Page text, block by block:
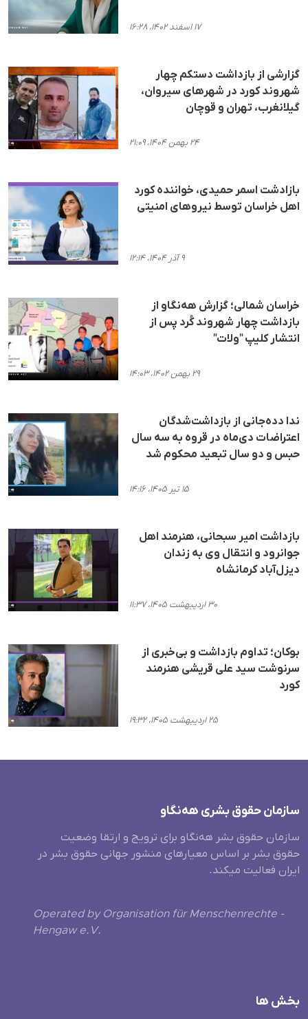
۱۷ اسفند ۱۴۰۲، ۱۶:۲۸
گزارشی از بازداشت دستکم چهار
شهروند کورد در شهرهای سیروان،
گیلانغرب، تهران و قوچان
۲۴ بهمن ۱۴۰۴، ۲۱:۰۹
بازادشت اسمر حمیدی، خواننده کورد
اهل خراسان توسط نیروهای امنیتی
۹ آذر ۱۴۰۴، ۱۲:۱۴
خراسان شمالی؛ گزارش هه‌نگاو از
بازداشت چهار شهروند کُرد پس از
انتشار کلیپ "ولات"
۲۹ بهمن ۱۴۰۲، ۱۴:۰۳
ندا دده‌جانی از بازداشت‌شدگان
اعتراضات دی‌ماه در قروه به سه سال
حبس و دو سال تبعید محکوم شد
۱۵ تیر ۱۴۰۵، ۱۴:۱۶
بازداشت امیر سبحانی، هنرمند اهل
جوانرود و انتقال وی به زندان
دیزل‌آباد کرمانشاه
۳۰ اردیبهشت ۱۴۰۵، ۱۱:۳۷
بوکان؛ تداوم بازداشت و بی‌خبری از
سرنوشت سید علی قریشی هنرمند
کورد
۲۵ اردیبهشت ۱۴۰۵، ۱۹:۳۲
سازمان حقوق بشری هەنگاو
سازمان حقوق بشر هه‌نگاو برای ترویج و ارتقا وضعیت
حقوق بشر بر اساس معیارهای منشور جهانی حقوق بشر در
ایران فعالیت میکند.
Operated by Organisation für Menschenrechte -
Hengaw e.V.
بخش ها